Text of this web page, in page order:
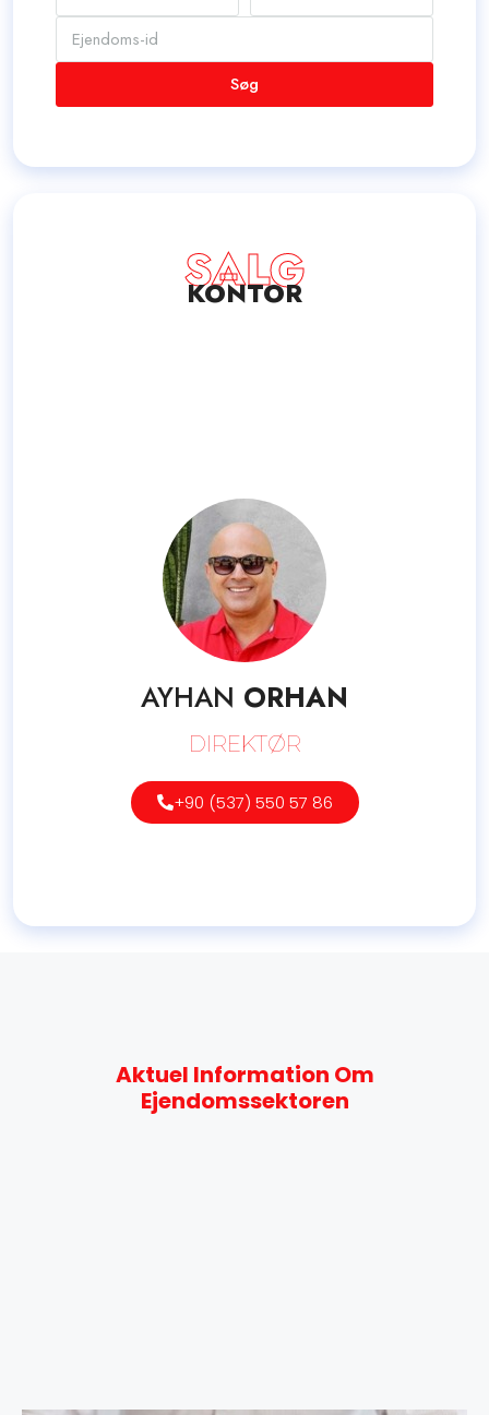
Søg
SALG
KONTOR
AYHAN ORHAN
DIREKTØR
+90 (537) 550 57 86
Aktuel Information Om
Ejendomssektoren